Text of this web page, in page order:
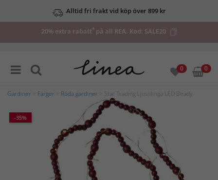
Alltid fri frakt vid köp över 899 kr
20% extra rabatt*på all REA. Kod: SALE20
0 0
Gardiner Färger Röda gardiner > Star Trading Ljusslinga LED Beady
-35%